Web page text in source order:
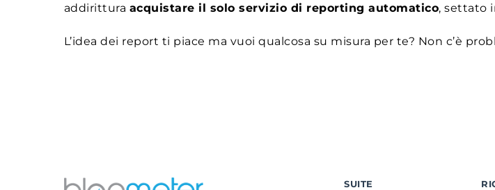
addirittura acquistare il solo servizio di reporting automatico, settato
L’idea dei report ti piace ma vuoi qualcosa su misura per te? Non c’è
SUITE